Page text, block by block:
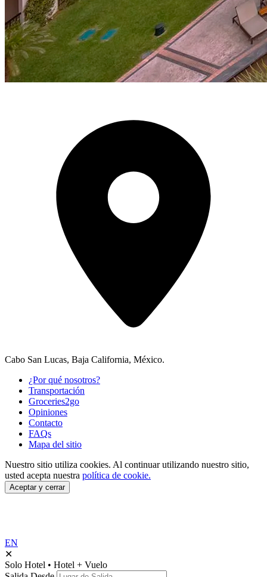
Cabo San Lucas, Baja California, México.
¿Por qué nosotros?
Transportación
Groceries2go
Opiniones
Contacto
FAQs
Mapa del sitio
Nuestro sitio utiliza cookies. Al continuar utilizando nuestro sitio,
usted acepta nuestra política de cookie.
Aceptar y cerrar
EN
✕
Solo Hotel • Hotel + Vuelo